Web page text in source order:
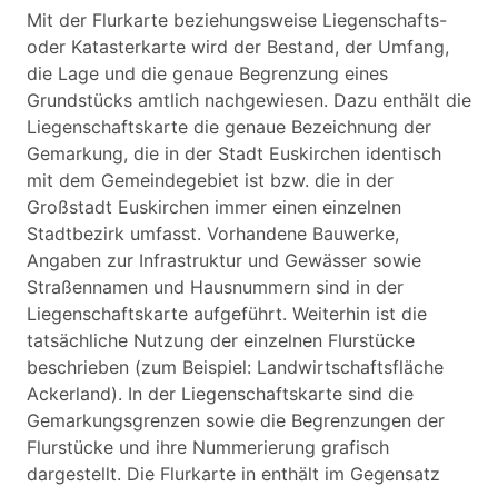
Mit der Flurkarte beziehungsweise Liegenschafts-
oder Katasterkarte wird der Bestand, der Umfang,
die Lage und die genaue Begrenzung eines
Grundstücks amtlich nachgewiesen. Dazu enthält die
Liegenschaftskarte die genaue Bezeichnung der
Gemarkung, die in der Stadt Euskirchen identisch
mit dem Gemeindegebiet ist bzw. die in der
Großstadt Euskirchen immer einen einzelnen
Stadtbezirk umfasst. Vorhandene Bauwerke,
Angaben zur Infrastruktur und Gewässer sowie
Straßennamen und Hausnummern sind in der
Liegenschaftskarte aufgeführt. Weiterhin ist die
tatsächliche Nutzung der einzelnen Flurstücke
beschrieben (zum Beispiel: Landwirtschaftsfläche
Ackerland). In der Liegenschaftskarte sind die
Gemarkungsgrenzen sowie die Begrenzungen der
Flurstücke und ihre Nummerierung grafisch
dargestellt. Die Flurkarte in enthält im Gegensatz